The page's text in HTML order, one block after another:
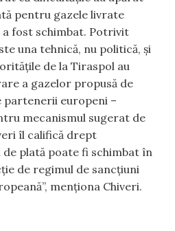
pentru gazele livrate
fost schimbat. Potrivit
una tehnică, nu politică, și
de la Tiraspol au
a gazelor propusă de
partenerii europeni –
mecanismul sugerat de
îl califică drept
de plată poate fi schimbat în
de regimul de sancțiuni
menționa Chiveri.